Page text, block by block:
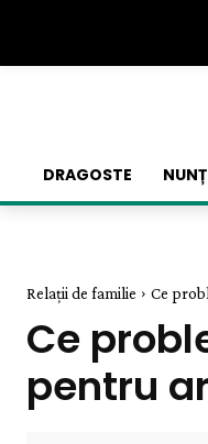
DRAGOSTE
Relații de familie Ce
Ce
pentru